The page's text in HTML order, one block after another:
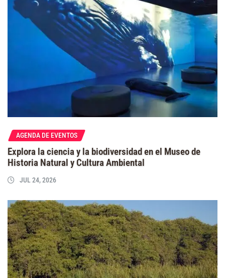
AGENDA DE EVENTOS
Explora la ciencia y la biodiversidad en el Museo de
Historia Natural y Cultura Ambiental
JUL 24, 2026